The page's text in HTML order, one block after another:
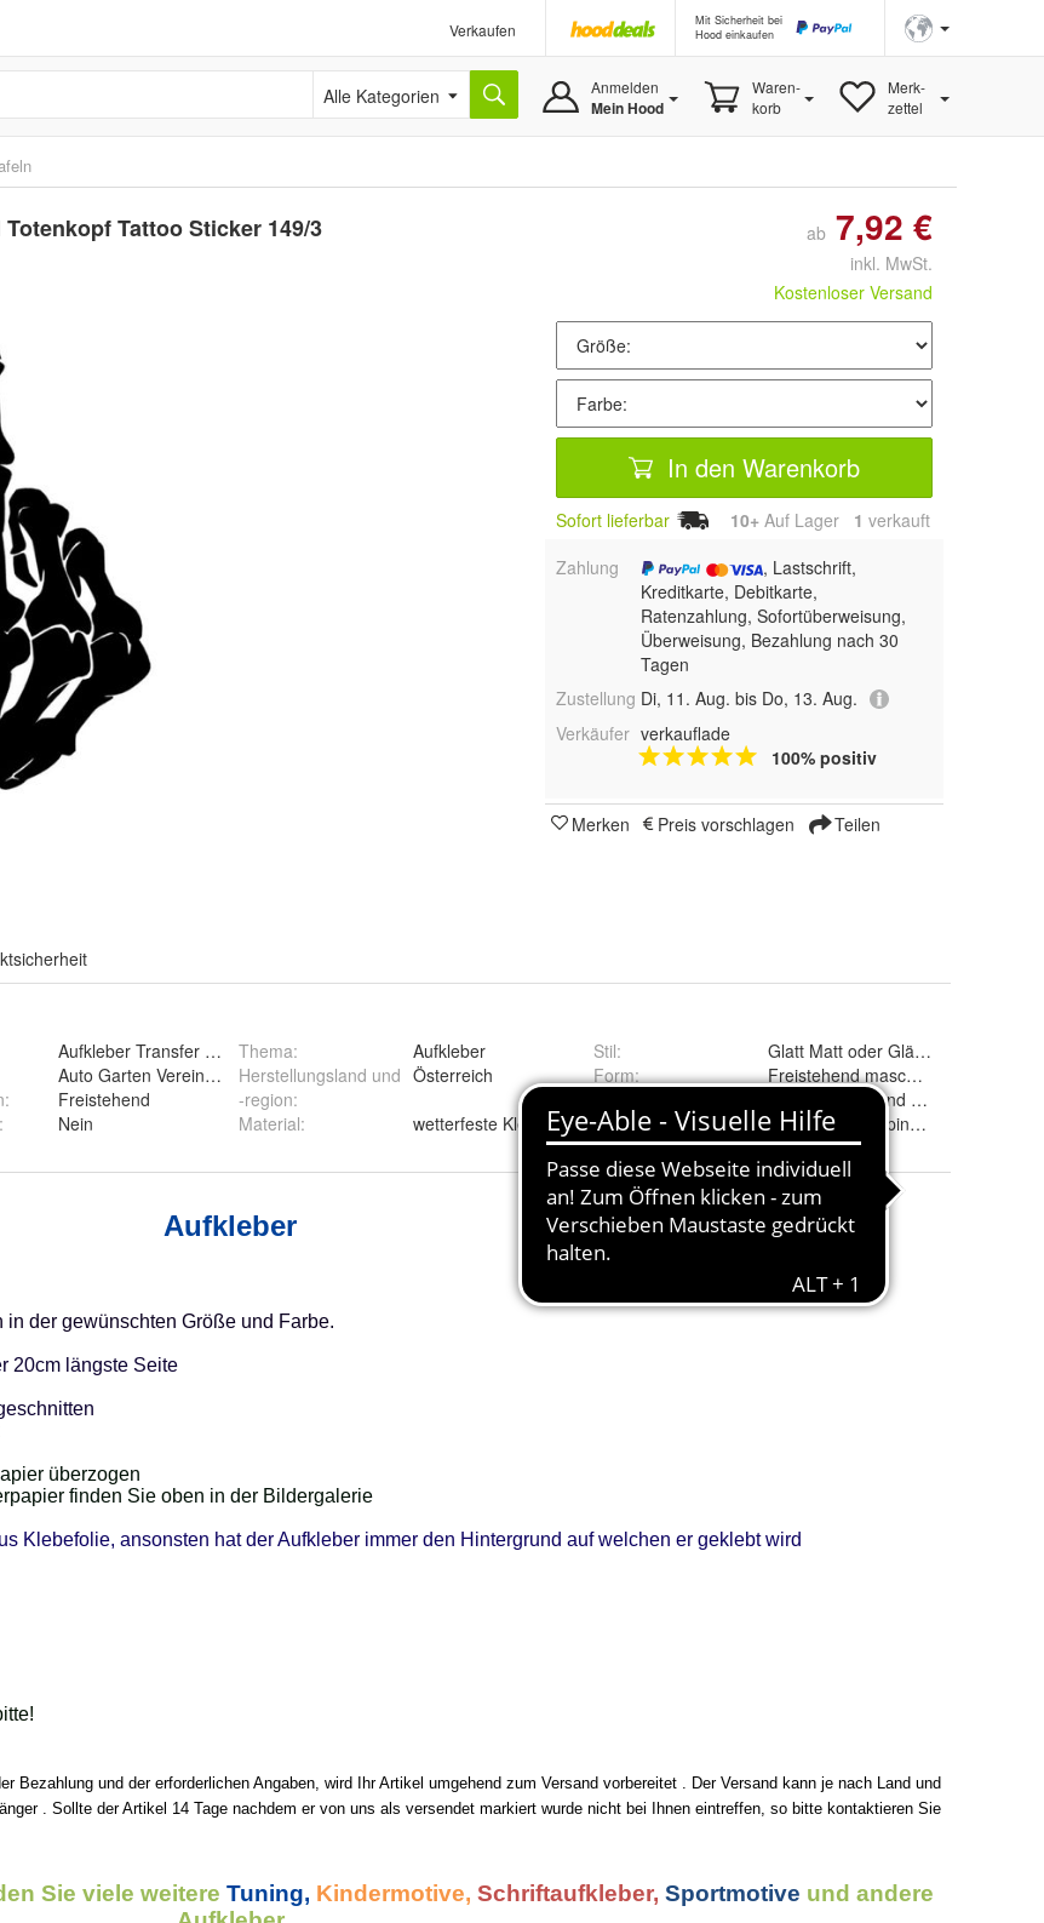
Verkaufen
Mit Sicherheit bei
Hood einkaufen
Alle Kategorien Anmelden
Mein Hood
Waren-
korb
Merk-
zettel
Tattoo Sticker 149/3 ab 7,92 €
inkl. MwSt.
Kostenloser Versand
In den Warenkorb
Sofort lieferbar 10+ Auf Lager 1 verkauft
Zahlung
, Lastschrift,
Kreditkarte, Debitkarte,
Ratenzahlung, Sofortüberweisung,
Überweisung, Bezahlung nach 30
Tagen
Zustellung Di, 11. Aug. bis Do, 13. Aug.
Verkäufer verkauflade
100% positiv
Merken Preis vorschlagen Teilen
Aufkleber Transfer Abziebild
Auto Garten Verein Club Stammtisch
:
Freistehend
: Nein
Thema:
Aufkleber
Herstellungsland und
-region:
Österreich
Material: wetterfeste Klebefolie
Stil:
Glatt Matt oder Glänzend
Form:
Freistehend maschinell
15 cm, 20 cm und 10cm
Farbe: